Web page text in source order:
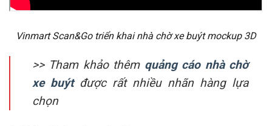
Vinmart Scan&Go triển khai nhà chờ xe buýt mockup 3D
>> Tham khảo thêm quảng cáo nhà chờ
xe buýtđược rất nhiều nhãn hàng lựa
chọn